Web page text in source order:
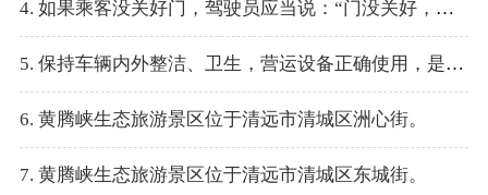
4. 如果乘客没关好门，驾驶员应当说：“门没关好，用力关门。”
5. 保持车辆内外整洁、卫生，营运设备正确使用，是良好精神状态在具体运营中的一种表现，直接影响着乘客的感官。
6. 黄腾峡生态旅游景区位于清远市清城区洲心街。
7. 黄腾峡生态旅游景区位于清远市清城区东城街。